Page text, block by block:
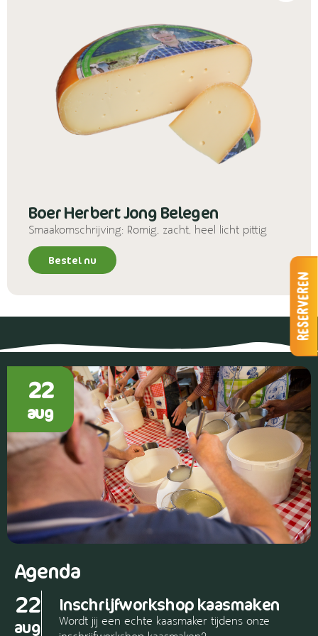
Boer Herbert Jong Belegen
Smaakomschrijving: Romig, zacht, heel licht pittig
Bestel nu
22
aug
Agenda
22
aug
Inschrijfworkshop kaasmaken
Wordt jij een echte kaasmaker tijdens onze
Reserveren